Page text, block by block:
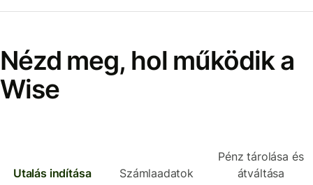
Nézd meg, hol működik a
Wise
Utalás indítása Számlaadatok
Pénz tárolása és
átváltása